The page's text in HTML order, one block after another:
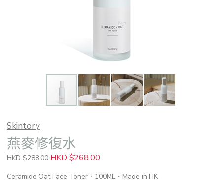
Skintory
燕麥修復水
HKD $288.00HKD $268.00
Ceramide Oat Face Toner．100ML．Made in HK